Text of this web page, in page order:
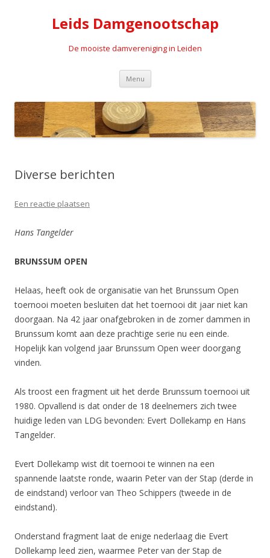
Leids Damgenootschap
De mooiste damvereniging in Leiden
Menu Spring naar de inhoud
Diverse berichten
Een reactie plaatsen
Hans Tangelder
BRUNSSUM OPEN
Helaas, heeft ook de organisatie van het Brunssum Open
toernooi moeten besluiten dat het toernooi dit jaar niet kan
doorgaan. Na 42 jaar onafgebroken in de zomer dammen in
Brunssum komt aan deze prachtige serie nu een einde.
Hopelijk kan volgend jaar Brunssum Open weer doorgang
vinden.
Als troost een fragment uit het derde Brunssum toernooi uit
1980. Opvallend is dat onder de 18 deelnemers zich twee
huidige leden van LDG bevonden: Evert Dollekamp en Hans
Tangelder.
Evert Dollekamp wist dit toernooi te winnen na een
spannende laatste ronde, waarin Peter van der Stap (derde in
de eindstand) verloor van Theo Schippers (tweede in de
eindstand).
Onderstand fragment laat de enige nederlaag die Evert
Dollekamp leed zien, waarmee Peter van der Stap de